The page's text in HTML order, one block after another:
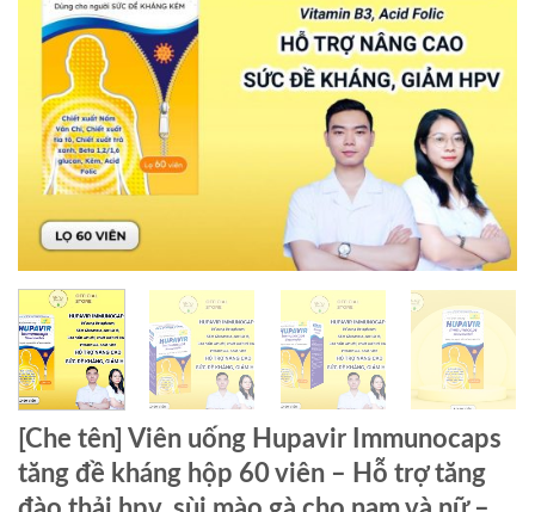
[Che tên] Viên uống Hupavir Immunocaps
tăng đề kháng hộp 60 viên – Hỗ trợ tăng